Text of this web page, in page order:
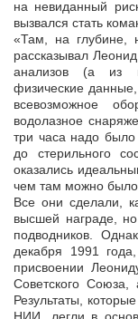
на невиданный
вызвался стать
«Там, на
рассказывал
анализов (а из
физические
всевозможное
водолазное
три часа надо
до стерильного
оказались
чем там можно было
Все они сделали,
высшей награде,
подводников.
декабря 1991
присвоении
Советского Союза,
Результаты,